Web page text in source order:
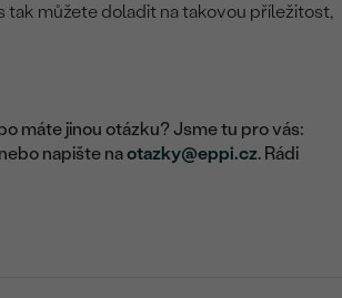
tak můžete doladit na takovou příležitost,
máte jinou otázku? Jsme tu pro vás:
nebo napište naotazky@eppi.cz. Rádi